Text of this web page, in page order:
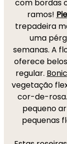
com bordas
ramos!
trepadeira
uma
semanas. A
oferece
regular.
vegetação
cor-de-
pequeno
pequenas